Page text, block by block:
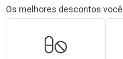
Os melhores descontos